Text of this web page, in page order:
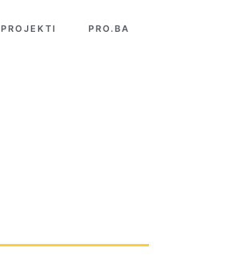
PROJEKTI PRO.BA